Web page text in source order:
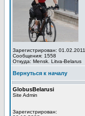
Зарегистрирован: 01.02.2011
Сообщения: 1558
Откуда: Mensk. Litva-Belarus
Вернуться к началу
GlobusBelarusi
Site Admin
Зарегистрирован: